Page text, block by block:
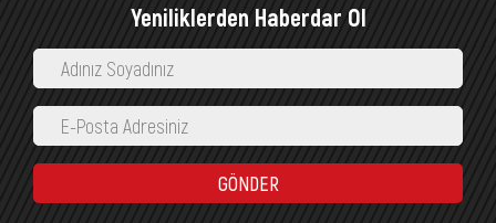
Yeniliklerden Haberdar Ol
GÖNDER